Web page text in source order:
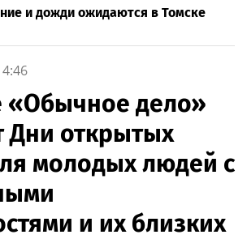
и дожди ожидаются в Томске
«Обычное дело»
Дни открытых
молодых людей с
и их близких